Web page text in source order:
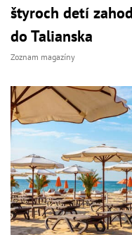
štyroch detí
do Talianska
Zoznam magazíny